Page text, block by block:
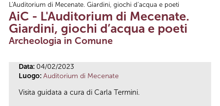
Tu sei qui
L'Auditorium di Mecenate. Giardini, giochi d’acqua e poeti
AiC - L'Auditorium di Mecenate.
Giardini, giochi d’acqua e poeti
Archeologia in Comune
Data: 04/02/2023
Luogo: Auditorium di Mecenate
Visita guidata a cura di Carla Termini.